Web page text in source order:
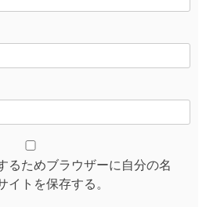
るためブラウザーに自分の名
イトを保存する。